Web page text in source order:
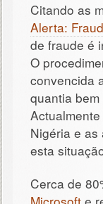
Citando as
Alerta:
de fraude é
O
convencida
quantia
Nigéria e
esta
Cerca de